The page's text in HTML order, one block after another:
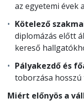
az egyetemi évek
Kötelező
diplomázás előtt
kereső
Pályakezdő és
toborzása
Miért előnyös a